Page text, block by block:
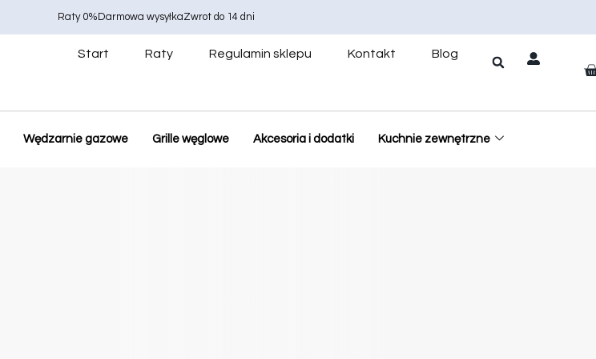
Raty 0% Darmowa wysyłkaZwrot do 14 dni
Start Raty Regulamin sklepu Kontakt Blog
Wędzarnie gazowe Grille węglowe Akcesoria i dodatki Kuchnie zewnętrzne